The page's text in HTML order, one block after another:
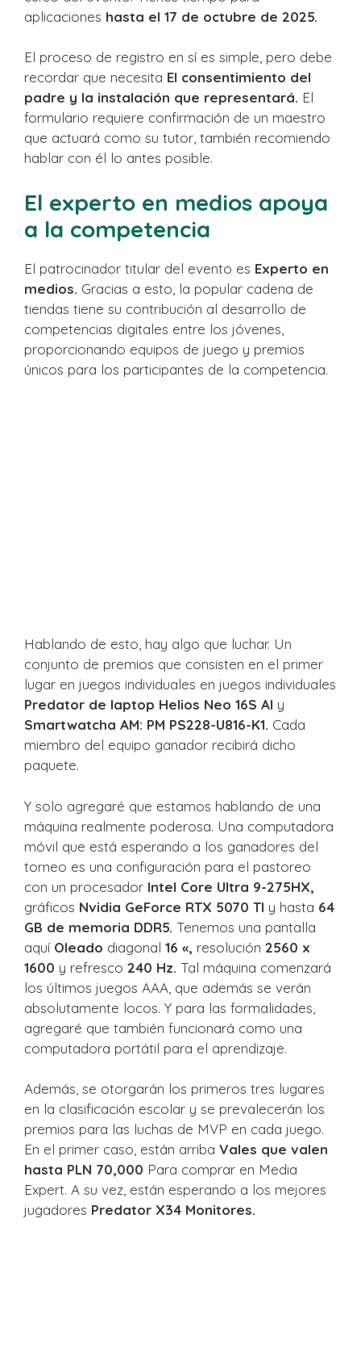
aplicaciones hasta el 17 de octubre de 2025.
El proceso de registro en sí es simple, pero debe
recordar que necesita El consentimiento del
padre y la instalación que representará. El
formulario requiere confirmación de un maestro
que actuará como su tutor, también recomiendo
hablar con él lo antes posible.
El experto en medios apoya
a la competencia
El patrocinador titular del evento es Experto en
medios. Gracias a esto, la popular cadena de
tiendas tiene su contribución al desarrollo de
competencias digitales entre los jóvenes,
proporcionando equipos de juego y premios
únicos para los participantes de la competencia.
Hablando de esto, hay algo que luchar. Un
conjunto de premios que consisten en el primer
lugar en juegos individuales en juegos individuales
Predator de laptop Helios Neo 16S AI y
Smartwatcha AM: PM PS228-U816-K1. Cada
miembro del equipo ganador recibirá dicho
paquete.
Y solo agregaré que estamos hablando de una
máquina realmente poderosa. Una computadora
móvil que está esperando a los ganadores del
torneo es una configuración para el pastoreo
con un procesador Intel Core Ultra 9-275HX,
gráficos Nvidia GeForce RTX 5070 TI y hasta 64
GB de memoria DDR5. Tenemos una pantalla
aquí Oleado diagonal 16 «, resolución 2560 x
1600 y refresco 240 Hz. Tal máquina comenzará
los últimos juegos AAA, que además se verán
absolutamente locos. Y para las formalidades,
agregaré que también funcionará como una
computadora portátil para el aprendizaje.
Además, se otorgarán los primeros tres lugares
en la clasificación escolar y se prevalecerán los
premios para las luchas de MVP en cada juego.
En el primer caso, están arriba Vales que valen
hasta PLN 70,000 Para comprar en Media
Expert. A su vez, están esperando a los mejores
jugadores Predator X34 Monitores.